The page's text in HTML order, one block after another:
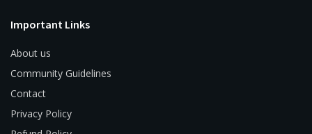
Important Links
About us
Community Guidelines
Contact
Privacy Policy